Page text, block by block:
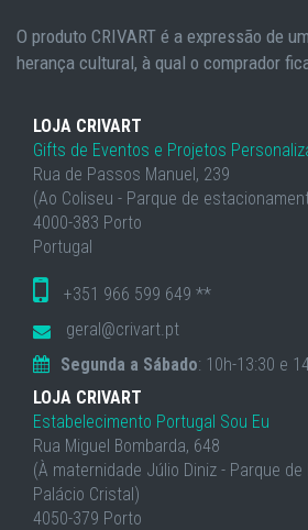
O produto CRIVART é a expressão de
herança cultural, à qual o comprador
LOJA CRIVART
Gifts de Eventos e Projetos
Rua de Passos Manuel, 239
(Ao Coliseu - Parque de
4000-383 Porto
Portugal
+351 966 599 649 **
geral@crivart.pt
Segunda a Sábado: 10h-13:30 e
LOJA CRIVART
Estabelecimento Portugal Sou Eu
Rua Miguel Bombarda, 648
(À maternidade Júlio Diniz - Parque
Palácio Cristal)
4050-379 Porto